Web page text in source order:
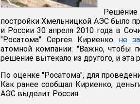
Решение
постройки Хмельницкой АЭС было
и России 30 апреля 2010 года в
"Росатома" Сергея Кириенко не
атомной компании. "Важно, чтобы
решение вытекало из другого, и эта
По оценке "Росатома", для
Как ранее сообщал Кириенко,
АЭС выделит Россия.